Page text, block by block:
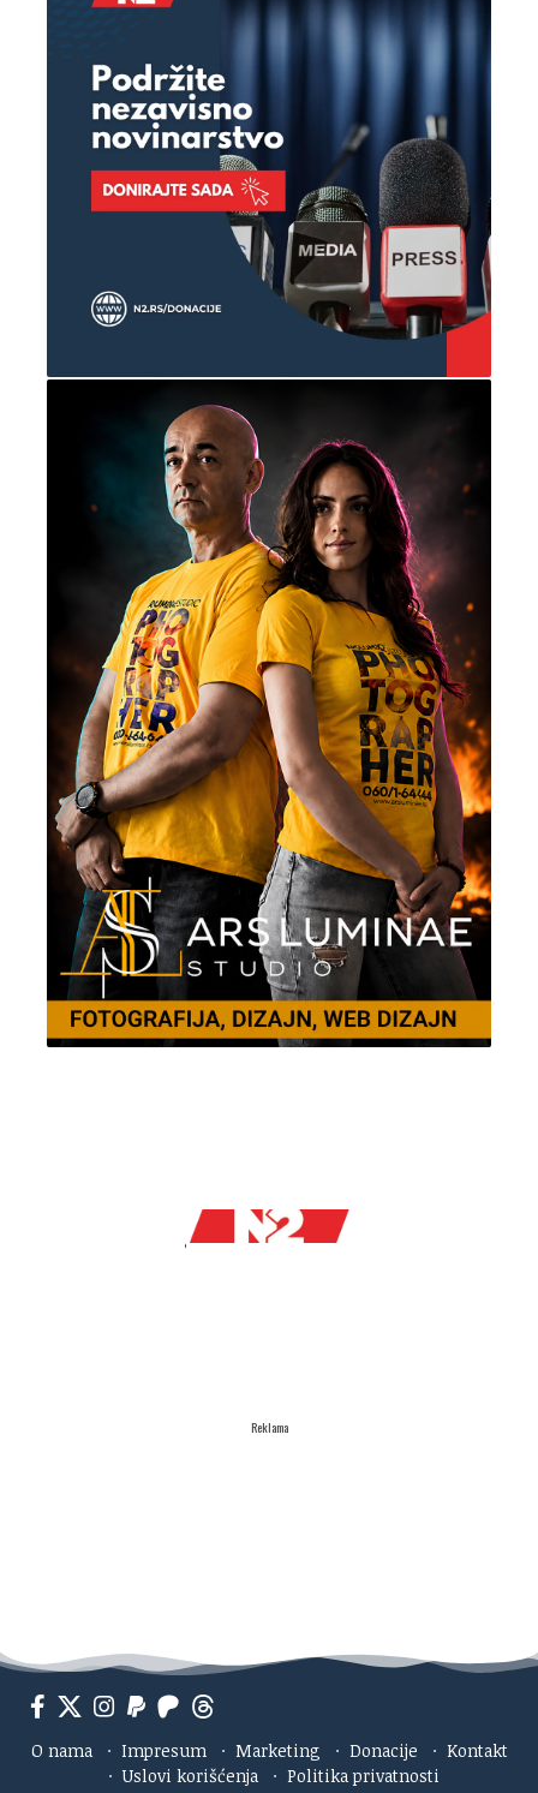
Reklama
O nama · Impresum · Marketing · Donacije · Kontakt
· Uslovi korišćenja · Politika privatnosti